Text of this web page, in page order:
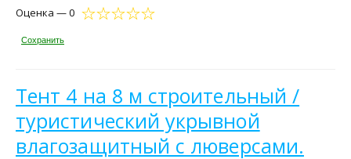
Оценка — 0
Сохранить
Тент 4 на 8 м строительный /
туристический укрывной
влагозащитный c люверсами.